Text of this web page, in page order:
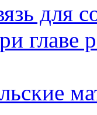
для
главе